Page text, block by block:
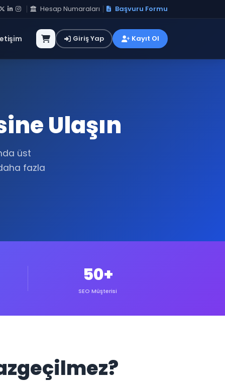
Hesap Numaraları Başvuru Formu
Giriş Yap Kayıt Ol
Ulaşın
üst
fazla
50+
SEO Müşterisi